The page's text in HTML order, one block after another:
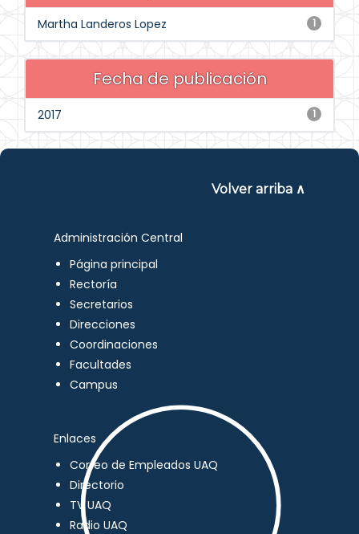
1
Martha Landeros Lopez
Fecha de publicación
1
2017
Volver arriba ∧
Administración Central
Página principal
Rectoría
Secretarios
Direcciones
Coordinaciones
Facultades
Campus
Enlaces
Correo de Empleados UAQ
Directorio
TV UAQ
Radio UAQ